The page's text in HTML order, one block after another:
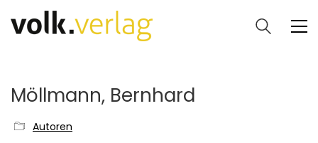
Möllmann, Bernhard
Autoren